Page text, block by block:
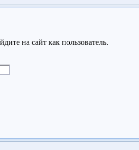
на сайт как пользователь.